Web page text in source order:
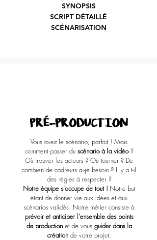
SYNOPSIS
SCRIPT DÉTAILLÉ
SCÉNARISATION
PRÉ-PRODUCTION
Vous avez le scénario, parfait ! Mais
comment passer du scénario à la vidéo?
Où trouver les acteurs ? Où tourner ? De
combien de cadreurs ai-je besoin ? Il y a t-il
des règles à respecter ?
Notre équipe s'occupe de tout ! Notre but
étant de donner vie aux idées et aux
scénarios validés. Notre métier consiste à
prévoir et anticiper l'ensemble des points
de productionet de vous guider dans la
créationde votre projet.​